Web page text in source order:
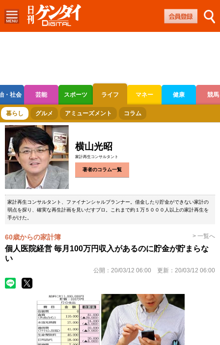
・社会 芸能 スポーツ ライフ マネー 健康 競馬
ボートレース 競輪 オートレース
暮らし グルメ アミューズメント コラム
横山光昭
家計再生コンサルタント
著者のコラム一覧
家計再生コンサルタント、ファイナンシャルプランナー。借金したり貯金ができない家計の
弱点を探り、確実な再生計画を見いだすプロ。これまで約１万５０００人以上の家計再生を
手がけた。
60歳からの家計簿 > 一覧へ
個人医院経営 毎月100万円収入があるのに貯金が貯まらな
い
公開： 20/03/12 06:00 更新： 20/03/12 06:00